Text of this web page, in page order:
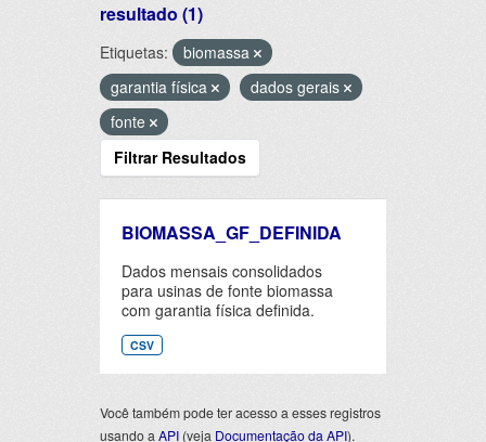
resultado (1)
Etiquetas:
biomassa
garantia física
dados gerais
fonte
Filtrar Resultados
BIOMASSA_GF_DEFINIDA
Dados mensais consolidados
para usinas de fonte biomassa
com garantia física definida.
CSV
Você também pode ter acesso a esses registros
usando a API (veja Documentação da API).